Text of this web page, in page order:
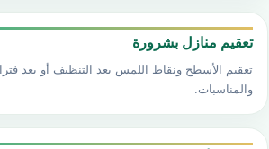
تعقيم منازل بشرورة
تعقيم الأسطح ونقاط اللمس بعد التنظيف أو بعد
والمناسبات.